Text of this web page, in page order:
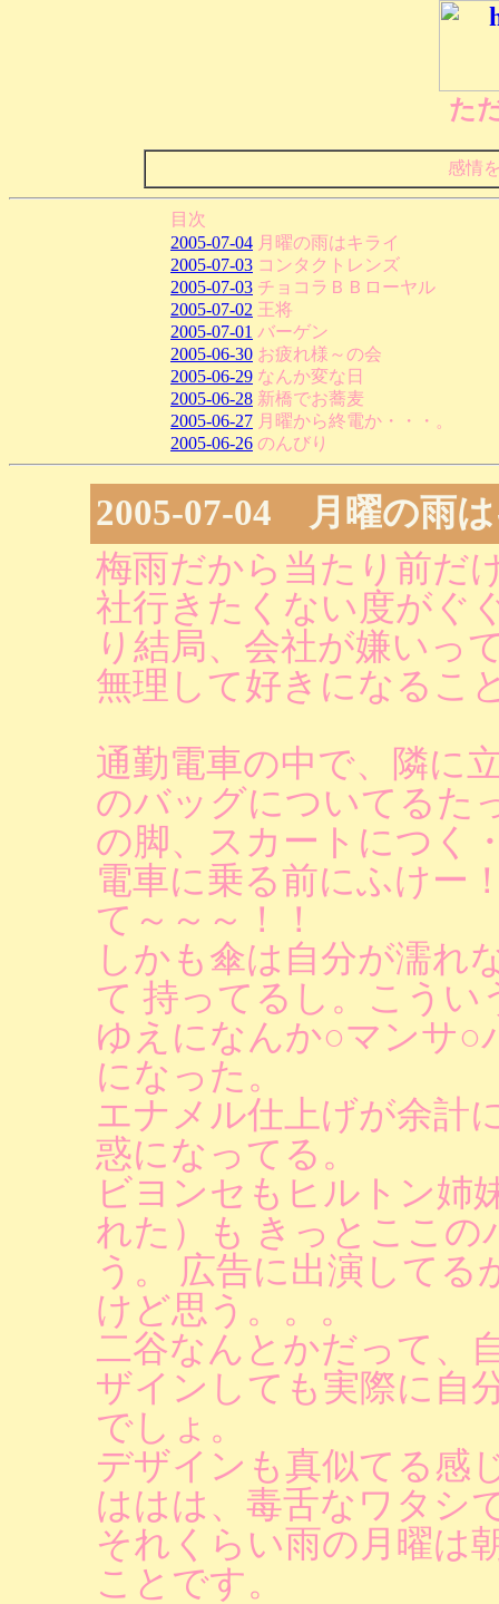
た
感情
目次
2005-07-04 月曜の雨はキライ
2005-07-03 コンタクトレンズ
2005-07-03 チョコラＢＢローヤル
2005-07-02 王将
2005-07-01 バーゲン
2005-06-30 お疲れ様～の会
2005-06-29 なんか変な日
2005-06-28 新橋でお蕎麦
2005-06-27 月曜から終電か・・・。
2005-06-26 のんびり
2005-07-04 月曜の雨
梅雨だから当たり前だ
社行きたくない度がぐ
り結局、会社が嫌いっ
無理して好きになるこ
通勤電車の中で、隣に
のバッグについてるた
の脚、スカートにつく
電車に乗る前にふけー
て～～～！！
しかも傘は自分が濡れ
て 持ってるし。こうい
ゆえになんか○マンサ○
になった。
エナメル仕上げが余計
惑になってる。
ビヨンセもヒルトン姉
れた）も きっとここの
う。 広告に出演して
けど思う。。。
二谷なんとかだって、
ザインしても実際に自
でしょ。
デザインも真似てる感
ははは、毒舌なワタシ
それくらい雨の月曜は
ことです。